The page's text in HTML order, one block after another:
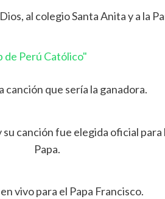
al colegio Santa Anita y a la
de Perú Católico"
canción que sería la ganadora.
canción fue elegida oficial para
Papa.
vivo para el Papa Francisco.